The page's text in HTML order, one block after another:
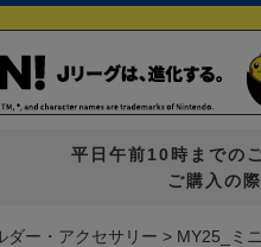
平日午前10時までの
ご購入の
ダー・アクセサリー MY25_ミ